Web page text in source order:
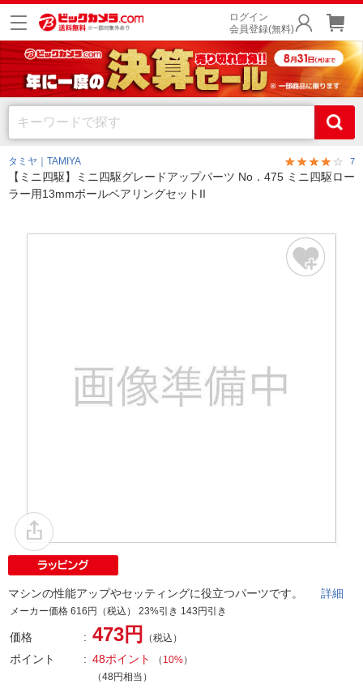
ログイン
会員登録(無料)
タミヤ｜TAMIYA 7
【ミニ四駆】ミニ四駆グレードアップパーツ No．475 ミニ四駆ロー
ラー用13mmボールベアリングセットII
マシンの性能アップやセッティングに役立つパーツです。 詳細
メーカー価格 616円（税込） 23%引き 143円引き
価格 473円 （税込）
ポイント 48ポイント （ 10%）
（48円相当）